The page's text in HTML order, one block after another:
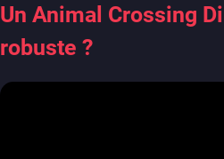
Un Animal Crossing
robuste ?